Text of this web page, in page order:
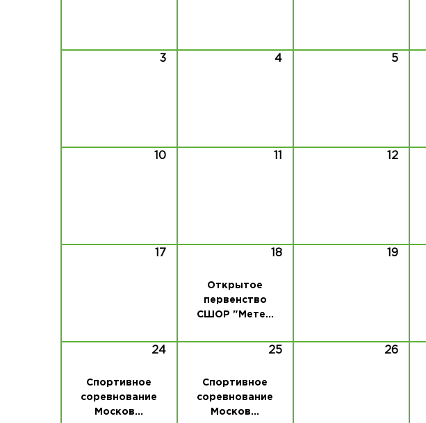
3 4 5
10 11 12
17 18
Открытое
первенство
СШОР "Мете...
19
24
Спортивное
соревнование
Москов...
25
Спортивное
соревнование
Москов...
26